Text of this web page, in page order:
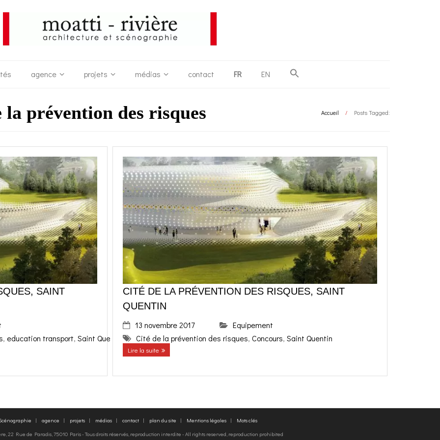
agence projets médias contact FR EN
la prévention des risques Accueil / Posts Tagged:
SAINT
, education transport, Saint Quentin
CITÉ DE LA PRÉVENTION DES RISQUES, SAINT
QUENTIN
13 novembre 2017
Equipement
Cité de la prévention des risques, Concours, Saint Quentin
Lire la suite
agence projets médias contact plan du site Mentions légales
Mots clés
22 Rue de Paradis, 75010 Paris - Tous droits réservés, reproduction interdite - All rights reserved, reproduction prohibited